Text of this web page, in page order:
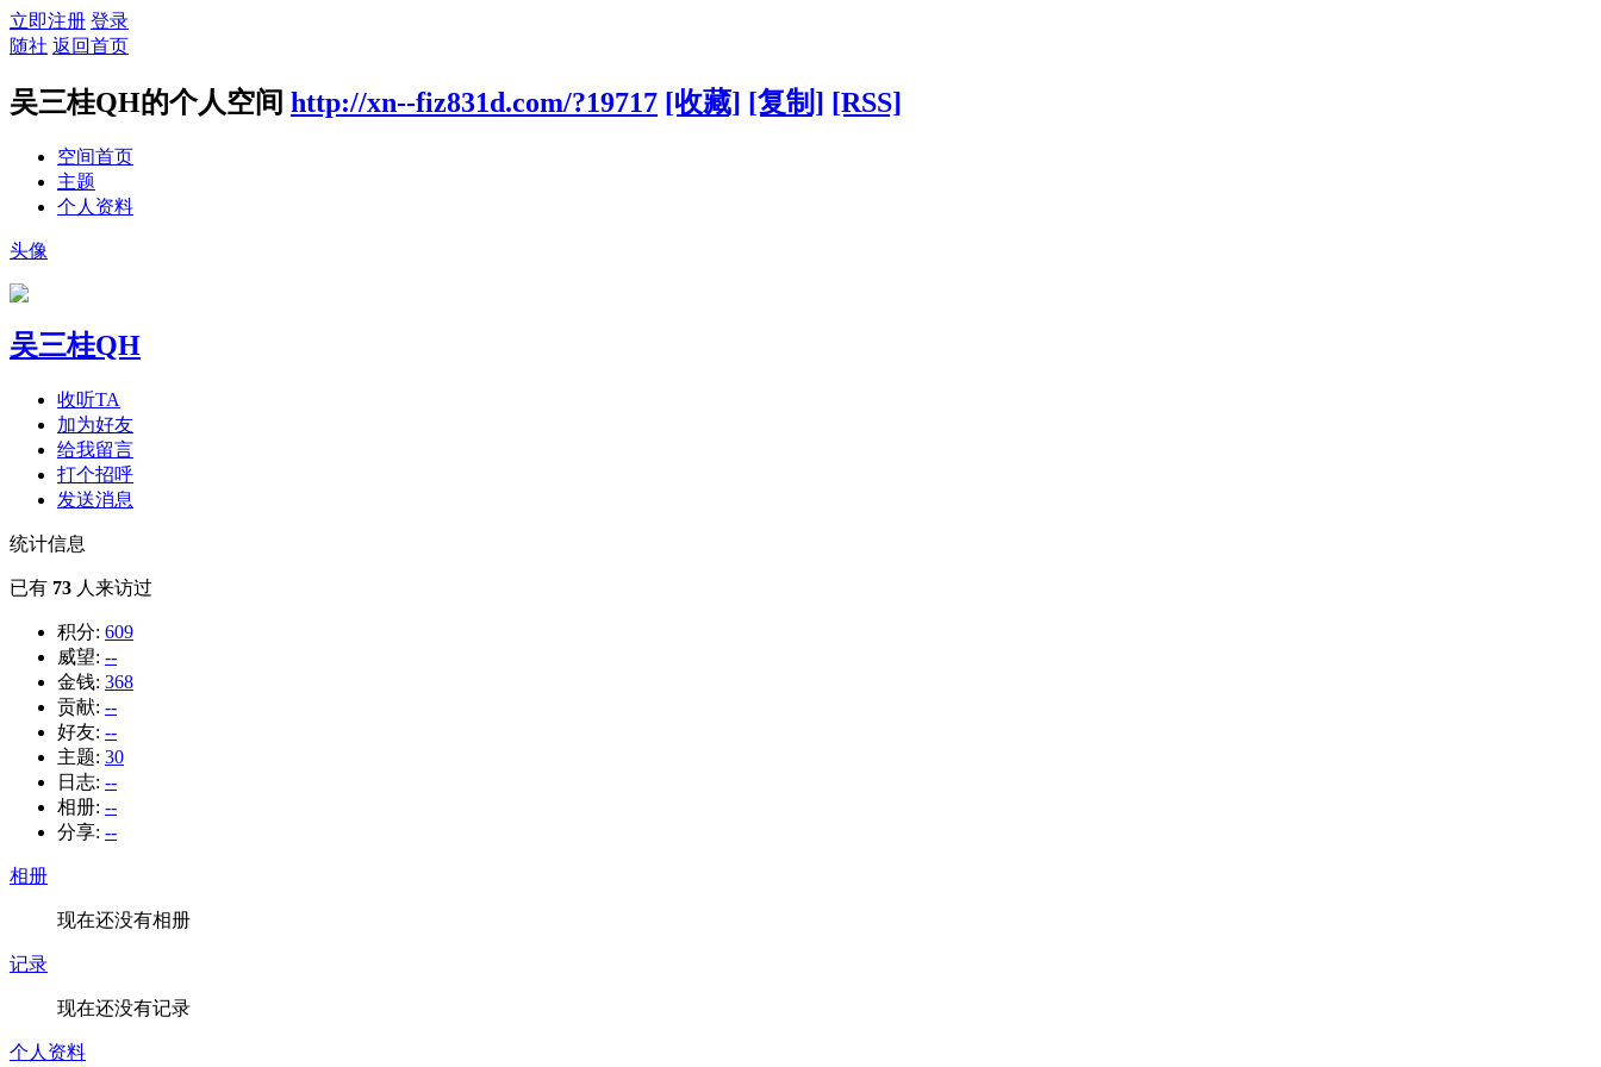
立即注册 登录
随社 返回首页
吴三桂QH的个人空间 http://xn--fiz831d.com/?19717 [收藏] [复制] [RSS]
空间首页
主题
个人资料
头像
吴三桂QH
收听TA
加为好友
给我留言
打个招呼
发送消息
统计信息
已有 73 人来访过
积分: 609
威望: --
金钱: 368
贡献: --
好友: --
主题: 30
日志: --
相册: --
分享: --
相册
现在还没有相册
记录
现在还没有记录
个人资料